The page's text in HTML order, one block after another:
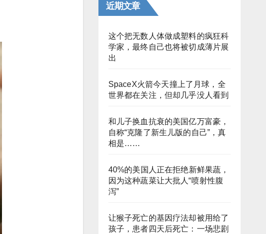
近期文章
这个把无数人体做成塑料的疯狂科
学家，最终自己也将被切成薄片展
出
SpaceX火箭今天撞上了月球，全
世界都在关注，但却几乎没人看到
和儿子换血抗衰的美国亿万富豪，
自称“克隆了新生儿版的自己”，真
相是……
40%的美国人正在拒绝新鲜果蔬，
因为这种蔬菜让大批人“喷射性腹
泻”
让猴子死亡的基因疗法却被用给了
孩子，患者四天后死亡：一场悲剧